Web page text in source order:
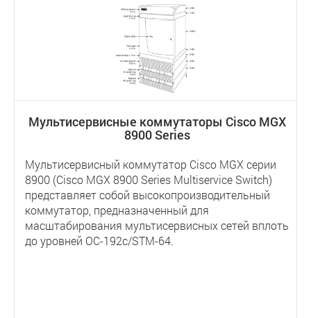
Мультисервисные коммутаторы Cisco MGX
8900 Series
Мультисервисный коммутатор Cisco MGX серии
8900 (Cisco MGX 8900 Series Multiservice Switch)
представляет собой высокопроизводительный
коммутатор, предназначенный для
масштабирования мультисервисных сетей вплоть
до уровней OC-192c/STM-64.